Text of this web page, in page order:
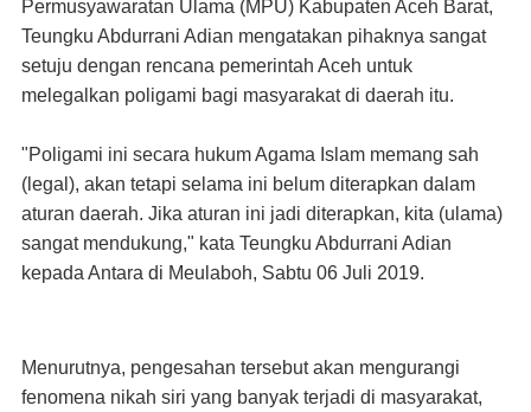
Permusyawaratan Ulama (MPU) Kabupaten Aceh Barat,
Teungku Abdurrani Adian mengatakan pihaknya sangat
setuju dengan rencana pemerintah Aceh untuk
melegalkan poligami bagi masyarakat di daerah itu.
"Poligami ini secara hukum Agama Islam memang sah
(legal), akan tetapi selama ini belum diterapkan dalam
aturan daerah. Jika aturan ini jadi diterapkan, kita (ulama)
sangat mendukung," kata Teungku Abdurrani Adian
kepada Antara di Meulaboh, Sabtu 06 Juli 2019.
Menurutnya, pengesahan tersebut akan mengurangi
fenomena nikah siri yang banyak terjadi di masyarakat,